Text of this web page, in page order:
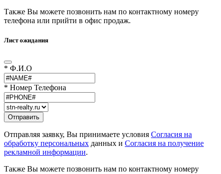
Также Вы можете позвонить нам по контактному номеру
телефона или прийти в офис продаж.
Лист ожидания
* Ф.И.О
* Номер Телефона
Отправляя заявку, Вы принимаете условия Согласия на
обработку персональных данных и Согласия на получение
рекламной информации.
Также Вы можете позвонить нам по контактному номеру